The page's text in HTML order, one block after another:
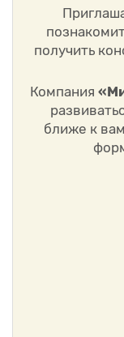
получить
Компания
ближе к